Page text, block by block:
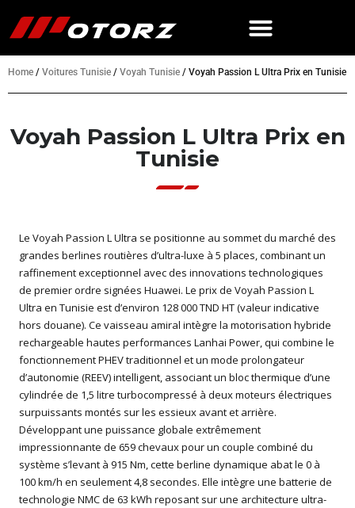
Home / Voitures Tunisie / Voyah Tunisie / Voyah Passion L Ultra Prix en Tunisie
Voyah Passion L Ultra Prix en
Tunisie
Le Voyah Passion L Ultra se positionne au sommet du marché des
grandes berlines routières d’ultra-luxe à 5 places, combinant un
raffinement exceptionnel avec des innovations technologiques
de premier ordre signées Huawei. Le prix de Voyah Passion L
Ultra en Tunisie est d’environ 128 000 TND HT (valeur indicative
hors douane). Ce vaisseau amiral intègre la motorisation hybride
rechargeable hautes performances Lanhai Power, qui combine le
fonctionnement PHEV traditionnel et un mode prolongateur
d’autonomie (REEV) intelligent, associant un bloc thermique d’une
cylindrée de 1,5 litre turbocompressé à deux moteurs électriques
surpuissants montés sur les essieux avant et arrière.
Développant une puissance globale extrêmement
impressionnante de 659 chevaux pour un couple combiné du
système s’levant à 915 Nm, cette berline dynamique abat le 0 à
100 km/h en seulement 4,8 secondes. Elle intègre une batterie de
technologie NMC de 63 kWh reposant sur une architecture ultra-